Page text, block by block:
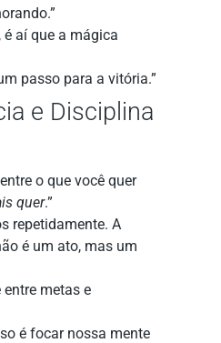
é aí que a mágica
passo para a vitória.”
e Disciplina
o que você quer
quer.”
repetidamente. A
é um ato, mas um
entre metas e
é focar nossa mente